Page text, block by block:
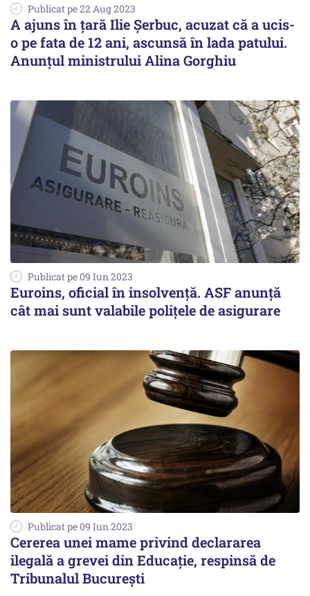
Publicat pe 22 Aug 2023
A ajuns în ţară Ilie Şerbuc, acuzat că a ucis-
o pe fata de 12 ani, ascunsă în lada patului.
Anunțul ministrului Alina Gorghiu
Publicat pe 09 Iun 2023
Euroins, oficial în insolvenţă. ASF anunţă
cât mai sunt valabile poliţele de asigurare
Publicat pe 09 Iun 2023
Cererea unei mame privind declararea
ilegală a grevei din Educaţie, respinsă de
Tribunalul Bucureşti